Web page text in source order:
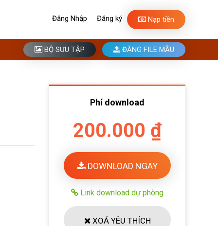
Đăng Nhập Đăng ký Nạp tiền
BỘ SƯU TẬP ĐĂNG FILE MẪU
Phí download
200.000 ₫
DOWNLOAD NGAY
Link download dự phòng
XOÁ YÊU THÍCH